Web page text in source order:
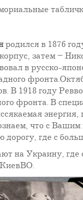
родился в 1876
затем –
в русско-
В 1918 году
фронта. В
что с
где с
на Украину, где